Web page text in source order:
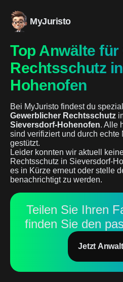
MyJuristo
Top Anwälte
Rechtsschutz
Hohenofen
Bei MyJuristo findest du
Gewerblicher Rechtsschutz
Sieversdorf-Hohenofen. Alle
sind verifiziert und durch echte
gestützt.
Leider konnten wir aktuell
Rechtsschutz in Sieversdorf-
es in Kürze erneut oder stelle
benachrichtigt zu werden.
Teilen Sie Ihren
finden Sie den
Jetzt